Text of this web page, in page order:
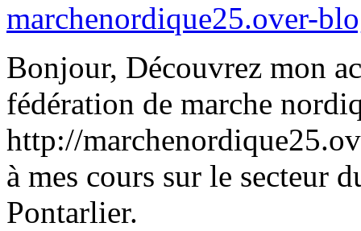
marchenordique25.over-
Bonjour, Découvrez mon
fédération de marche
http://
à mes cours sur le secteur
Pontarlier.